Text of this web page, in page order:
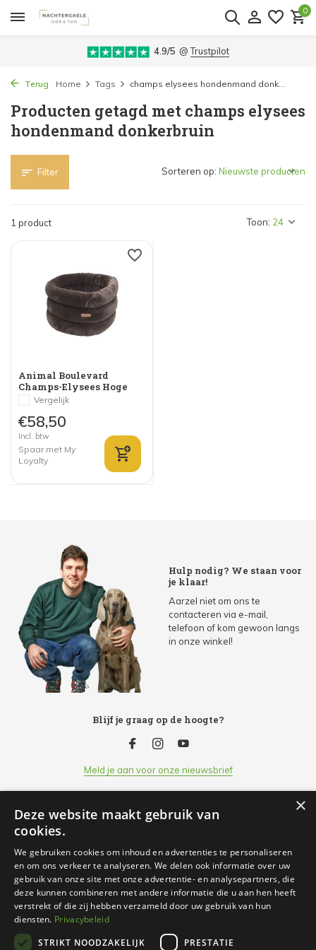
0
4.9/5 @Trustpilot
Terug Home Tags champs elysees hondenmand donk...
Producten getagd met champs elysees
hondenmand donkerbruin
Filter
1 product Toon:
Sorteren op:
Animal Boulevard
Champs-Elysees Hoge
Mand Donkerbruin
Vergelijk
€58,50
Incl. btw
Spaar met My
Loyalty
Hulp nodig? We staan voor
je klaar!
Aarzel niet om ons te
contacteren via e-mail,
telefoon of kom gewoon langs
in onze winkel!
Blijf je graag op de hoogte?
Meld je aan voor onze nieuwsbrief
Klantenservice
Openingsuren
Informatie
Contact
×
Deze website maakt gebruik van
cookies.
We gebruiken cookies om inhoud en advertenties te personaliseren
en om ons verkeer te analyseren. We delen ook informatie over uw
gebruik van onze site met onze advertentie- en analysepartners, die
deze kunnen combineren met andere informatie die u aan hen heeft
verstrekt of die zij hebben verzameld door uw gebruik van hun
diensten. Privacybeleid
STRIKT NOODZAKELIJK
PRESTATIE